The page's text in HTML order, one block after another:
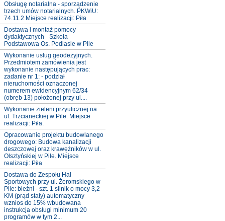
Obsługę notarialna - sporządzenie
trzech umów notarialnych. PKWiU:
74.11.2 Miejsce realizacji: Piła
Dostawa i montaż pomocy
dydaktycznych - Szkoła
Podstawowa Os. Podlasie w Pile
Wykonanie usług geodezyjnych.
Przedmiotem zamówienia jest
wykonanie następujących prac:
zadanie nr 1: - podział
nieruchomości oznaczonej
numerem ewidencyjnym 62/34
(obręb 13) położonej przy ul....
Wykonanie zieleni przyulicznej na
ul. Trzcianeckiej w Pile. Miejsce
realizacji: Piła.
Opracowanie projektu budowlanego
drogowego: Budowa kanalizacji
deszczowej oraz krawężników w ul.
Olsztyńskiej w Pile. Miejsce
realizacji: Piła
Dostawa do Zespołu Hal
Sportowych przy ul. Żeromskiego w
Pile: bieżni - szt. 1 silnik o mocy 3,2
KM (prąd stały) automatyczny
wznios do 15% wbudowana
instrukcja obsługi minimum 20
programów w tym 2...